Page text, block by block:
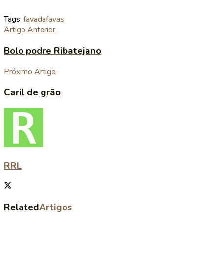
Tags: favadafavas
Artigo Anterior
Bolo podre Ribatejano
Próximo Artigo
Caril de grão
RRL
RelatedArtigos